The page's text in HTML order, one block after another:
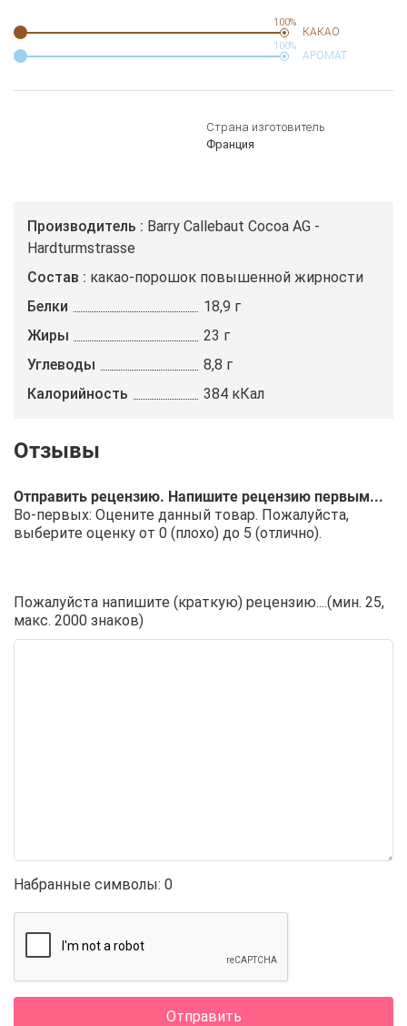
100%
КАКАО
100%
АРОМАТ
Страна изготовитель
Франция
Производитель
Barry Callebaut Cocoa AG -
Hardturmstrasse
Состав
какао-порошок повышенной жирности
Белки
18,9 г
Жиры
23 г
Углеводы
8,8 г
Калорийность
384 кКал
Отправить рецензию. Напишите рецензию первым...
Во-первых: Оцените данный товар. Пожалуйста,
выберите оценку от 0 (плохо) до 5 (отлично).
Пожалуйста напишите (краткую) рецензию....(мин. 25,
макс. 2000 знаков)
Набранные символы: 0
Отправить